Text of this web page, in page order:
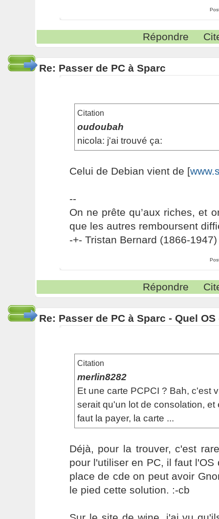
Répondre
Re: Passer de PC à Sparc
Citation
oudoubah
nicola: j'ai trouvé ça:
Celui de Debian vient de [
--
On ne prête qu’aux riches, et
que les autres remboursent
-+- Tristan Bernard (1866-1947)
Répondre
Re: Passer de PC à Sparc - Quel
Citation
merlin8282
Et une carte PCPCI ? Bah, c'est
serait qu'un lot de consolation, et
faut la payer, la carte ...
Déjà, pour la trouver, c'est
pour l'utiliser en PC, il faut
place de cde on peut avoir
le pied cette solution. :-cb